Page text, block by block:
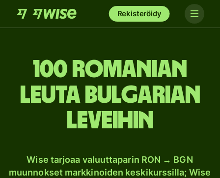
Rekisteröidy
100 Romanian
leuta Bulgarian
leveihin
Wise tarjoaa valuuttaparin RON → BGN
muunnokset markkinoiden keskikurssilla; Wise